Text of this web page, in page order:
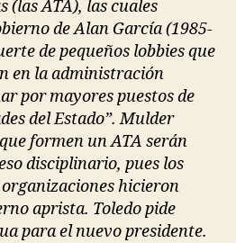
(las ATA), las cuales
de Alan García (1985-
de pequeños lobbies que
en la administración
por mayores puestos de
del Estado”. Mulder
formen un ATA serán
disciplinario, pues los
hicieron
aprista. Toledo pide
para el nuevo presidente.